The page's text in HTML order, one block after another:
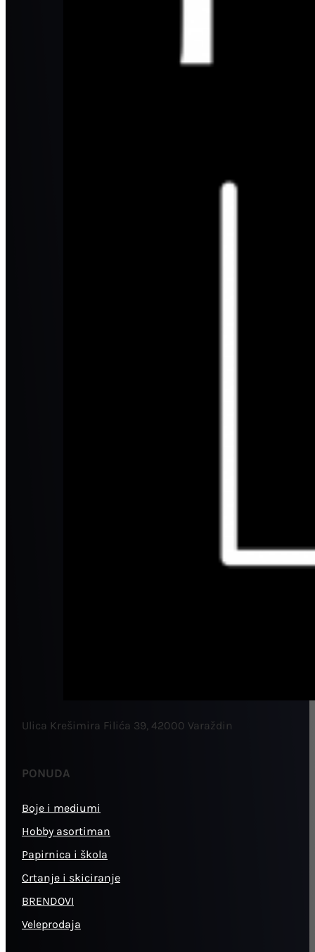
Ulica Krešimira Filića 39, 42000 Varaždin
PONUDA
Boje i mediumi
Hobby asortiman
Papirnica i škola
Crtanje i skiciranje
BRENDOVI
Veleprodaja